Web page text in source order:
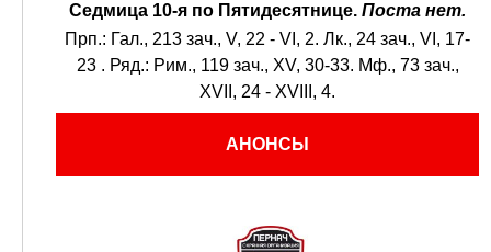
Седмица 10-я по Пятидесятнице. Поста нет.
Прп.: Гал., 213 зач., V, 22 - VI, 2. Лк., 24 зач., VI, 17-
23 . Ряд.: Рим., 119 зач., XV, 30-33. Мф., 73 зач.,
XVII, 24 - XVIII, 4.
АНОНСЫ